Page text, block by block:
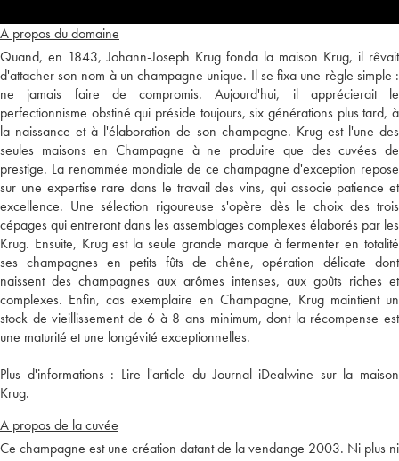
A propos du domaine
Quand, en 1843, Johann-Joseph Krug fonda la maison Krug, il rêvait
d'attacher son nom à un champagne unique. Il se fixa une règle simple :
ne jamais faire de compromis. Aujourd'hui, il apprécierait le
perfectionnisme obstiné qui préside toujours, six générations plus tard, à
la naissance et à l'élaboration de son champagne. Krug est l'une des
seules maisons en Champagne à ne produire que des cuvées de
prestige. La renommée mondiale de ce champagne d'exception repose
sur une expertise rare dans le travail des vins, qui associe patience et
excellence. Une sélection rigoureuse s'opère dès le choix des trois
cépages qui entreront dans les assemblages complexes élaborés par les
Krug. Ensuite, Krug est la seule grande marque à fermenter en totalité
ses champagnes en petits fûts de chêne, opération délicate dont
naissent des champagnes aux arômes intenses, aux goûts riches et
complexes. Enfin, cas exemplaire en Champagne, Krug maintient un
stock de vieillissement de 6 à 8 ans minimum, dont la récompense est
une maturité et une longévité exceptionnelles.
Plus d'informations : Lire l'article du Journal iDealwine sur la maison
Krug.
A propos de la cuvée
Ce champagne est une création datant de la vendange 2003. Ni plus ni